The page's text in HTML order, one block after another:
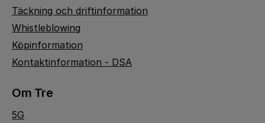
Täckning och driftinformation
Whistleblowing
Köpinformation
Kontaktinformation - DSA
Om Tre
5G